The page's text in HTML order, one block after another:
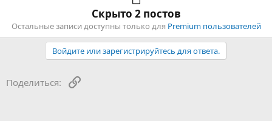
Скрыто 2 постов
Остальные записи доступны только для Premium пользователей
Войдите или зарегистрируйтесь для ответа.
Поделиться: Ссылка